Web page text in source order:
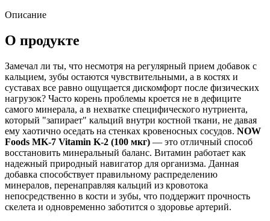
Описание
О продукте
Замечал ли ты, что несмотря на регулярный прием добавок с
кальцием, зубы остаются чувствительными, а в костях и
суставах все равно ощущается дискомфорт после физических
нагрузок? Часто корень проблемы кроется не в дефиците
самого минерала, а в нехватке специфического нутриента,
который "запирает" кальций внутри костной ткани, не давая
ему хаотично оседать на стенках кровеносных сосудов. NOW
Foods MK-7 Vitamin K-2 (100 мкг) — это отличный способ
восстановить минеральный баланс. Витамин работает как
надежный природный навигатор для организма. Данная
добавка способствует правильному распределению
минералов, перенаправляя кальций из кровотока
непосредственно в кости и зубы, что поддержит прочность
скелета и одновременно заботится о здоровье артерий.